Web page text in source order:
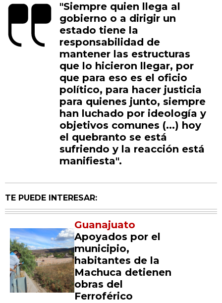
"Siempre quien llega al
gobierno o a dirigir un
estado tiene la
responsabilidad de
mantener las estructuras
que lo hicieron llegar, por
que para eso es el oficio
político, para hacer justicia
para quienes junto, siempre
han luchado por ideología y
objetivos comunes (...) hoy
el quebranto se está
sufriendo y la reacción está
manifiesta".
TE PUEDE INTERESAR:
Guanajuato
Apoyados por el
municipio,
habitantes de la
Machuca detienen
obras del
Ferroférico